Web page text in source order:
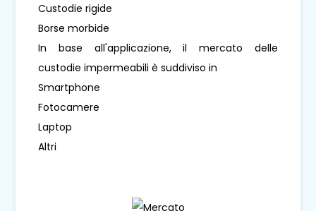
Custodie rigide
Borse morbide
In base all'applicazione, il mercato delle
custodie impermeabili è suddiviso in
Smartphone
Fotocamere
Laptop
Altri